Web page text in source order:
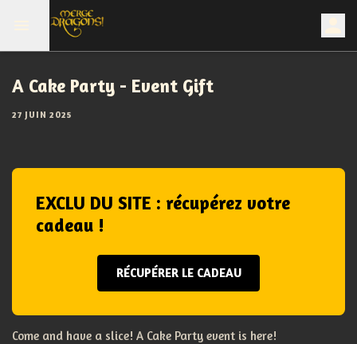
A Cake Party - Event Gift
27 JUIN 2025
EXCLU DU SITE : récupérez votre
cadeau !
RÉCUPÉRER LE CADEAU
Come and have a slice! A Cake Party event is here!